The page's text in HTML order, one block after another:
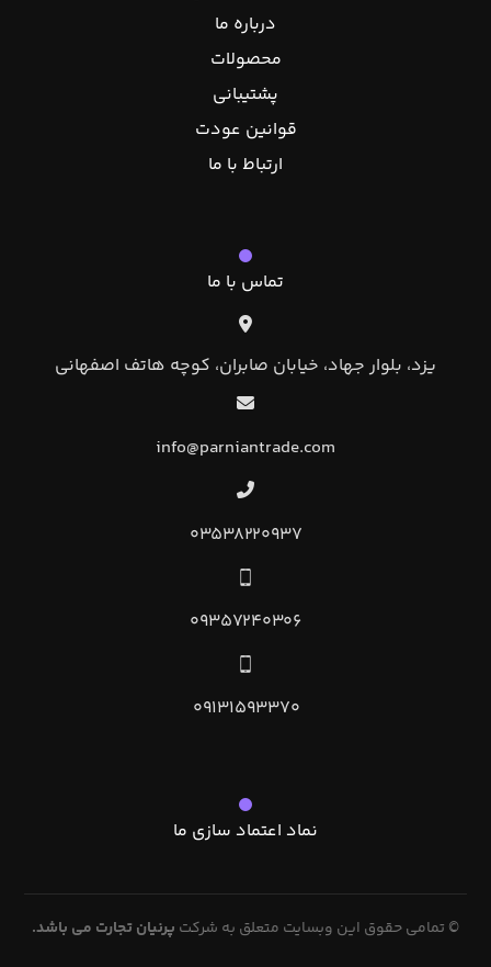
درباره ما
محصولات
پشتیبانی
قوانین عودت
ارتباط با ما
تماس با ما
یزد، بلوار جهاد، خیابان صابران، کوچه هاتف اصفهانی
info@parniantrade.com
۰۳۵۳۸۲۲۰۹۳۷
۰۹۳۵۷۲۴۰۳۰۶
۰۹۱۳۱۵۹۳۳۷۰
نماد اعتماد سازی ما
© تمامی حقوق این وبسایت متعلق به شرکت پرنیان تجارت می باشد.